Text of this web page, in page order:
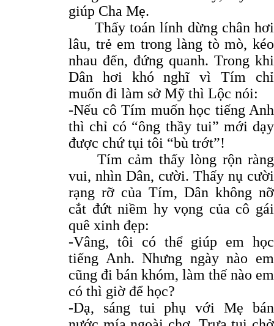
giúp Cha Mẹ.
Thấy toán lính dừng chân hơi
lâu, trẻ em trong làng tò mò, kéo
nhau đến, đứng quanh. Trong khi
Dân hơi khó nghĩ vì Tím chỉ
muốn đi làm sở Mỹ thì Lộc nói:
-Nếu cô Tím muốn học tiếng Anh
thì chỉ có “ông thầy tui” mới dạy
được chứ tụi tôi “bù trớt”!
Tím cảm thấy lòng rộn ràng
vui, nhìn Dân, cười. Thấy nụ cười
rạng rỡ của Tím, Dân không nỡ
cắt đứt niềm hy vọng của cô gái
quê xinh đẹp:
-Vâng, tôi có thể giúp em học
tiếng Anh. Nhưng ngày nào em
cũng đi bán khóm, làm thế nào em
có thì giờ để học?
-Dạ, sáng tui phụ với Mẹ bán